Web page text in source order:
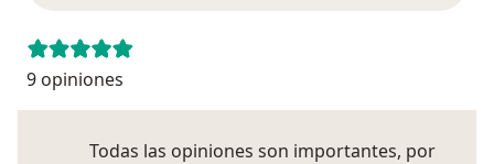
9 opiniones
Todas las opiniones son importantes, por